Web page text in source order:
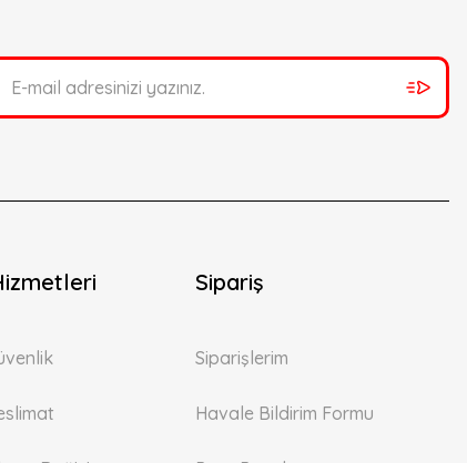
Sipariş
Siparişlerim
Havale Bildirim Formu